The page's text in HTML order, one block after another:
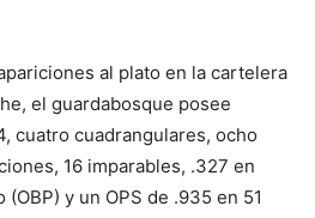
al plato en la cartelera
el guardabosque posee
cuatro cuadrangulares, ocho
16 imparables, .327 en
y un OPS de .935 en 51